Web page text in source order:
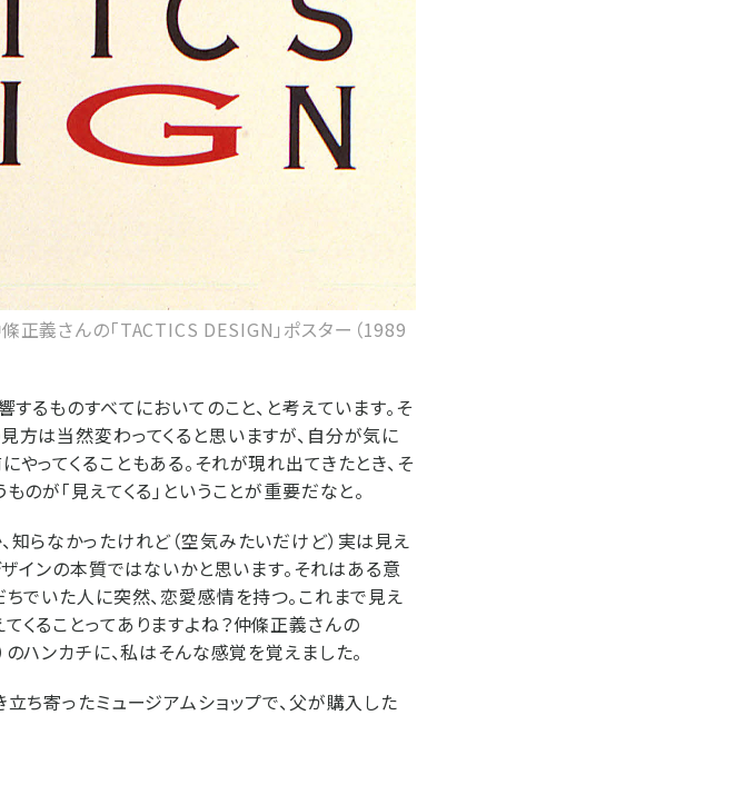
正義さんの「TACTICS DESIGN」ポスター（1989
るものすべてにおいてのこと、と考えています。そ
方は当然変わってくると思いますが、自分が気に
ってくることもある。それが現れ出てきたとき、そ
のが「見えてくる」ということが重要だなと。
知らなかったけれど（空気みたいだけど）実は見え
ザインの本質ではないかと思います。それはある意
でいた人に突然、恋愛感情を持つ。これまで見え
くることってありますよね？仲條正義さんの
のハンカチに、私はそんな感覚を覚えました。
ち寄ったミュージアムショップで、父が購入した